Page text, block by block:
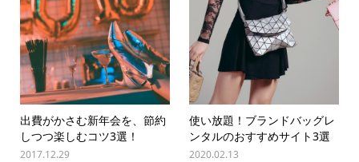
出費がかさむ新年会を、節約
しつつ楽しむコツ3選！
2017.12.29
使い放題！ブランドバッグレ
ンタルのおすすめサイト3選
2020.02.13